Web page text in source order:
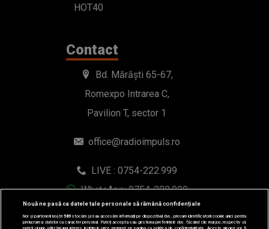
HOT40
Contact
Bd. Mărăști 65-67,
Romexpo Intrarea C,
Pavilion T, sector 1
office@radioimpuls.ro
LIVE : 0754-222.999
WhatsApp: 0754-222.999
Nouă ne pasă ca datele tale personale să rămână confidențiale
Noi și partenerii noștri589stocăm și/sau accesăm informații pe dispozitivul dvs., precum identificatorii cookie unici pentru
prelucrarea datelor cu caracter personal. Puteți accepta sau gestiona preferințele dvs. făcând clic mai jos, respectiv vă
puteți opune utilizării unui interes legitim în orice moment pe pagina cu politica de confidențialitate. Aceste alegeri vor fi